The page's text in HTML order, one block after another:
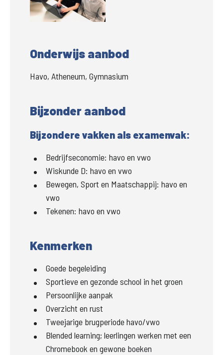
Onderwijs aanbod
Havo, Atheneum, Gymnasium
Bijzonder aanbod
Bijzondere vakken als examenvak:
Bedrijfseconomie: havo en vwo
Wiskunde D: havo en vwo
Bewegen, Sport en Maatschappij: havo en
vwo
Tekenen: havo en vwo
Kenmerken
Goede begeleiding
Sportieve en gezonde school in het groen
Persoonlijke aanpak
Overzicht en rust
Tweejarige brugperiode havo/vwo
Blended learning; leerlingen werken met een
Chromebook en gewone boeken